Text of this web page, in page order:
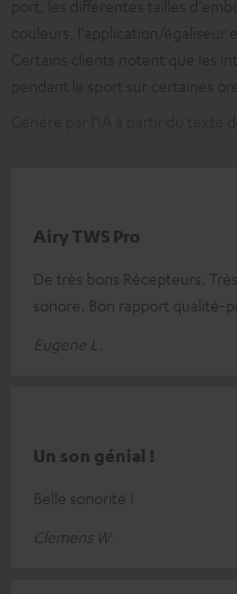
Airy TWS Pro
De très bons Récepteurs.
sonore. Bon rapport qualité-
Eugene L.
Un son génial !
Belle sonorité !
Clemens W.